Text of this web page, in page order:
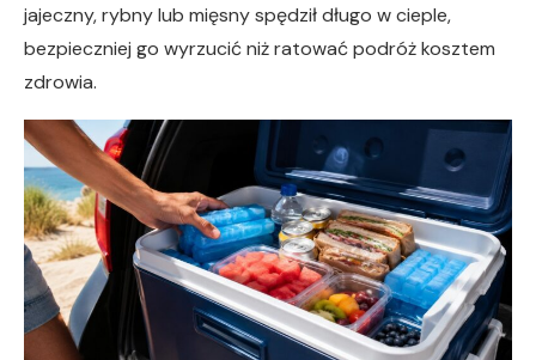
jajeczny, rybny lub mięsny spędził długo w cieple,
bezpieczniej go wyrzucić niż ratować podróż kosztem
zdrowia.